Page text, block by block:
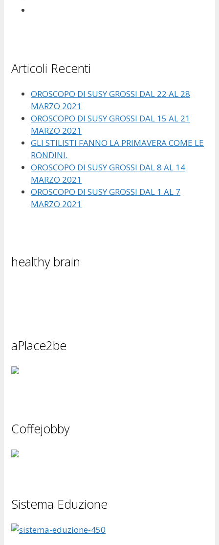
Articoli Recenti
OROSCOPO DI SUSY GROSSI DAL 22 AL 28
MARZO 2021
OROSCOPO DI SUSY GROSSI DAL 15 AL 21
MARZO 2021
GLI STILISTI FANNO LA PRIMAVERA COME LE
RONDINI.
OROSCOPO DI SUSY GROSSI DAL 8 AL 14
MARZO 2021
OROSCOPO DI SUSY GROSSI DAL 1 AL 7
MARZO 2021
healthy brain
aPlace2be
Coffejobby
Sistema Eduzione